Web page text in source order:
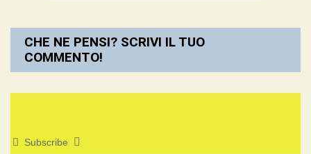
CHE NE PENSI? SCRIVI IL TUO
COMMENTO!
Subscribe